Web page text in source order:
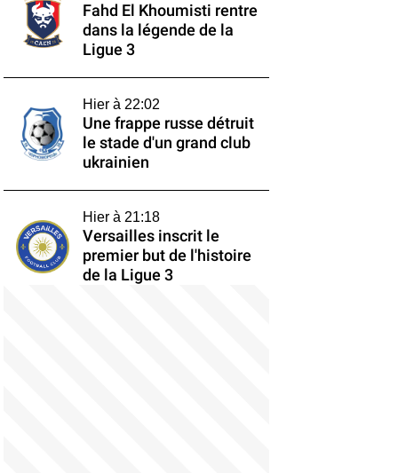
Fahd El Khoumisti rentre
dans la légende de la
Ligue 3
Hier à 22:02
Une frappe russe détruit
le stade d'un grand club
ukrainien
Hier à 21:18
Versailles inscrit le
premier but de l'histoire
de la Ligue 3